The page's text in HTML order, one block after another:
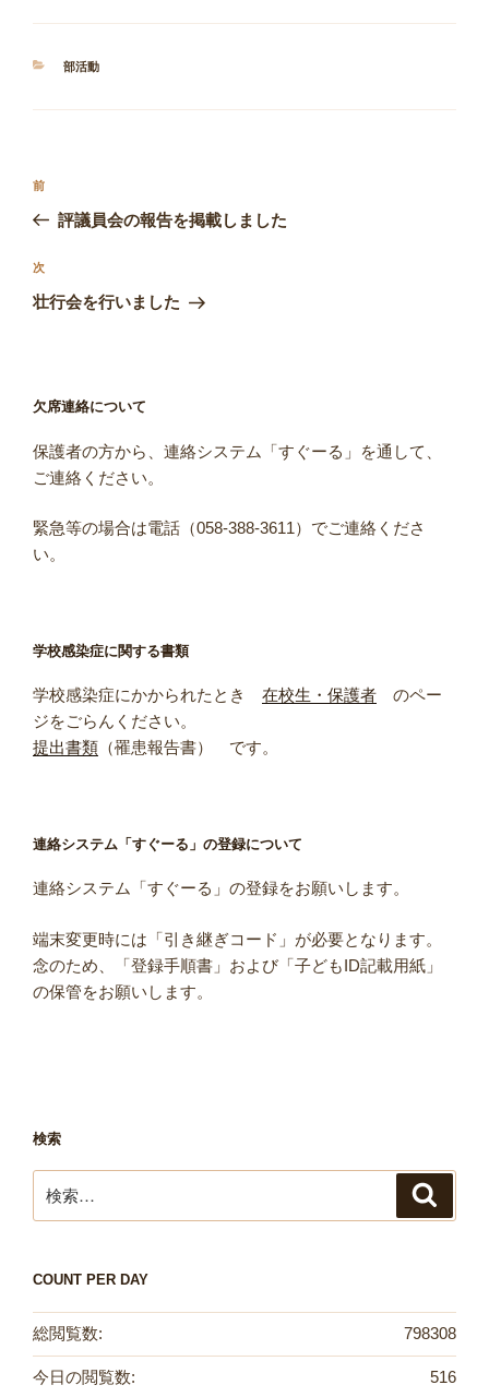
カ
部活動
投
ビ
ゲ
ン
前
の
稿
前
評議員会の報告を掲載しました
次
の
次
壮行会を行いました
欠席連絡について
保護者の方から、連絡システム「すぐーる」を通して、
ご連絡ください。
緊急等の場合は電話（058-388-3611）でご連絡くださ
い。
学校感染症に関する書類
学校感染症にかかられたとき 在校生・保護者 のペー
ジをごらんください。
提出書類 （罹患報告書） です。
連絡システム「すぐーる」の登録について
連絡システム「すぐーる」の登録をお願いします。
端末変更時には「引き継ぎコード」が必要となります。
念のため、「登録手順書」および「子どもID記載用紙」
の保管をお願いします。
検索
索:
COUNT PER DAY
798308
総閲覧数:
516
今日の閲覧数: